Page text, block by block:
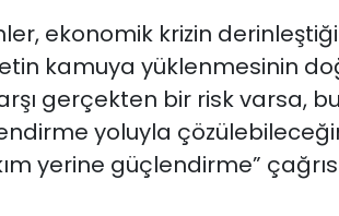
ekonomik krizin
kamuya yüklenmesinin
gerçekten bir risk varsa,
yoluyla
yerine güçlendirme”